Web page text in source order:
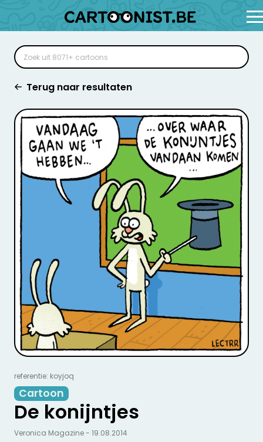
Terug naar resultaten
referentie: koyjoq
Cartoon
De konijntjes
Veronica Magazine - 19.08.2014